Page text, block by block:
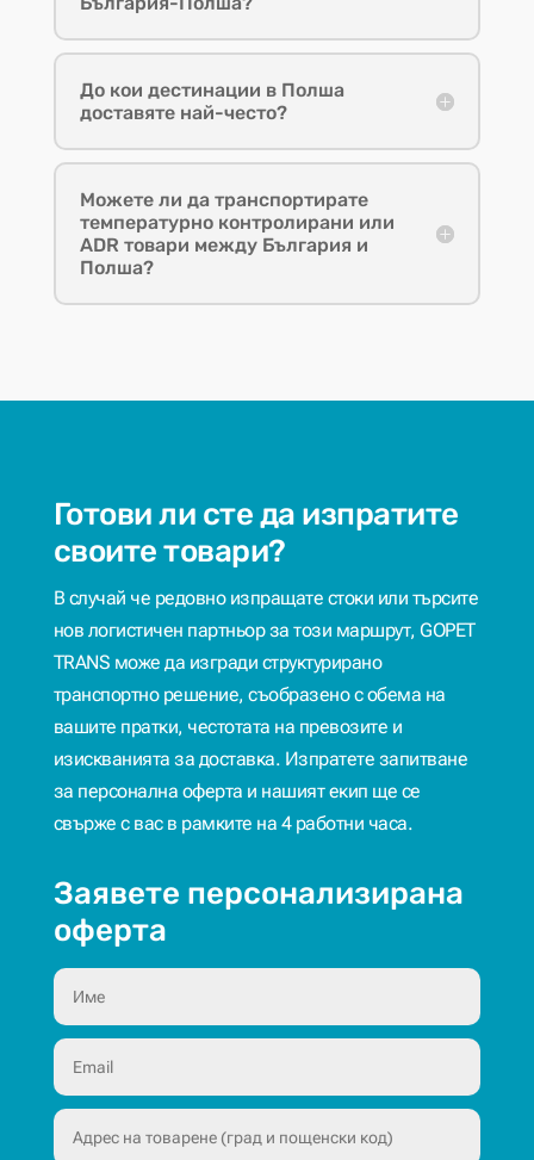
До кои дестинации в Полша
доставяте най-често?
Можете ли да транспортирате
температурно контролирани или
ADR товари между България и
Полша?
Готови ли сте да изпратите
своите товари?
В случай че редовно изпращате стоки или търсите
нов логистичен партньор за този маршрут, GOPET
TRANS може да изгради структурирано
транспортно решение, съобразено с обема на
вашите пратки, честотата на превозите и
изискванията за доставка. Изпратете запитване
за персонална оферта и нашият екип ще се
свърже с вас в рамките на 4 работни часа.
Заявете персонализирана
оферта